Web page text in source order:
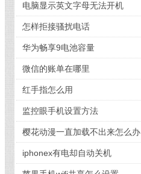
电脑显示英文字母无法开机
怎样拒接骚扰电话
华为畅享9电池容量
微信的账单在哪里
红手指怎么用
监控眼手机设置方法
樱花动漫一直加载不出来怎么办
iphonex有电却自动关机